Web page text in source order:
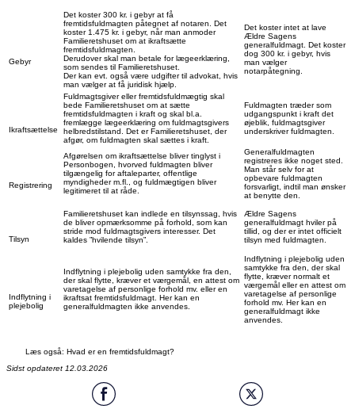
Gebyr
Det koster 300 kr. i gebyr at få
fremtidsfuldmagten påtegnet af notaren. Det
koster 1.475 kr. i gebyr, når man anmoder
Familieretshuset om at ikraftsætte
fremtidsfuldmagten.
Derudover skal man betale for lægeerklæring,
som sendes til Familieretshuset.
Der kan evt. også være udgifter til advokat, hvis
man vælger at få juridisk hjælp.
Det koster intet at lave
Ældre Sagens
generalfuldmagt. Det koster
dog 300 kr. i gebyr, hvis
man vælger
notarpåtegning.
Ikraftsættelse
Fuldmagtsgiver eller fremtidsfuldmægtig skal
bede Familieretshuset om at sætte
fremtidsfuldmagten i kraft og skal bl.a.
fremlægge lægeerklæring om fuldmagtsgivers
helbredstilstand. Det er Familieretshuset, der
afgør, om fuldmagten skal sættes i kraft.
Fuldmagten træder som
udgangspunkt i kraft det
øjeblik, fuldmagtsgiver
underskriver fuldmagten.
Registrering
Afgørelsen om ikraftsættelse bliver tinglyst i
Personbogen, hvorved fuldmagten bliver
tilgængelig for aftaleparter, offentlige
myndigheder m.fl., og fuldmægtigen bliver
legitimeret til at råde.
Generalfuldmagten
registreres ikke noget sted.
Man står selv for at
opbevare fuldmagten
forsvarligt, indtil man ønsker
at benytte den.
Tilsyn
Familieretshuset kan indlede en tilsynssag, hvis
de bliver opmærksomme på forhold, som kan
stride mod fuldmagtsgivers interesser. Det
kaldes ”hvilende tilsyn”.
Ældre Sagens
generalfuldmagt hviler på
tillid, og der er intet officielt
tilsyn med fuldmagten.
Indflytning i
plejebolig
Indflytning i plejebolig uden samtykke fra den,
der skal flytte, kræver et værgemål, en attest om
varetagelse af personlige forhold mv. eller en
ikraftsat fremtidsfuldmagt. Her kan en
generalfuldmagten ikke anvendes.
Indflytning i plejebolig uden
samtykke fra den, der skal
flytte, kræver normalt et
værgemål eller en attest om
varetagelse af personlige
forhold mv. Her kan en
generalfuldmagt ikke
anvendes.
Læs også: Hvad er en fremtidsfuldmagt?
Sidst opdateret 12.03.2026